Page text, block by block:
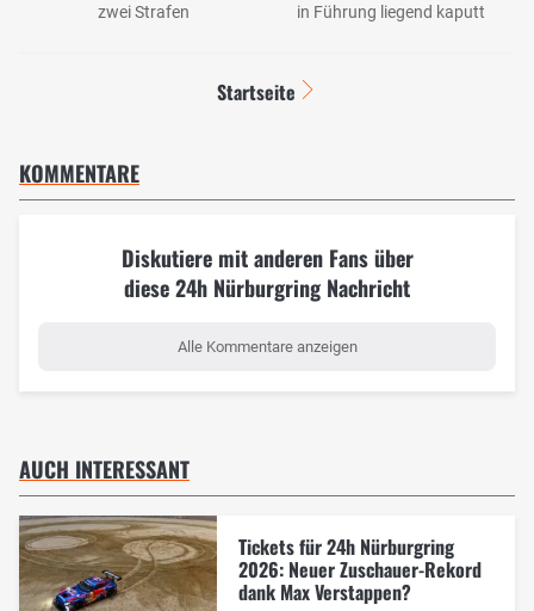
zwei Strafen
in Führung liegend kaputt
Startseite
KOMMENTARE
Diskutiere mit anderen Fans über
diese 24h Nürburgring Nachricht
Alle Kommentare anzeigen
AUCH INTERESSANT
Tickets für 24h Nürburgring
2026: Neuer Zuschauer-Rekord
dank Max Verstappen?